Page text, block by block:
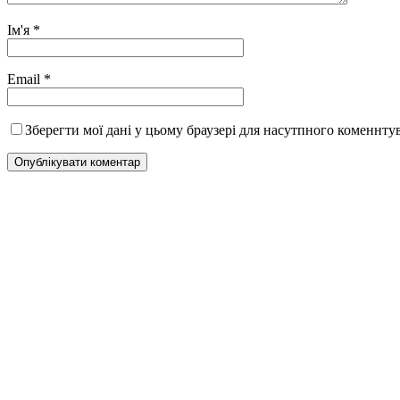
Ім'я *
Email *
Зберегти мої дані у цьому браузері для насутпного